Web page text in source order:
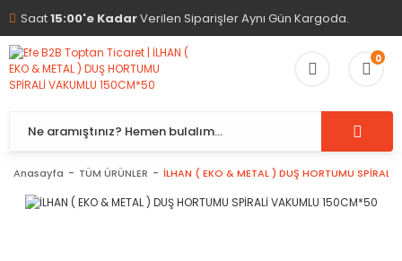
Saat15:00'e KadarVerilen Siparişler Aynı Gün Kargoda.
0
Anasayfa TÜM ÜRÜNLER İLHAN ( EKO & METAL ) DUŞ HORTUMU SPİRALİ